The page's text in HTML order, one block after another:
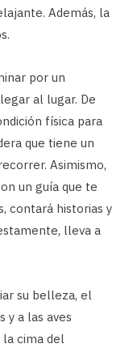
Además, la
por un
al lugar. De
física para
que tiene un
Asimismo,
un guía que te
contará historias y
lleva a
su belleza, el
y a las aves
la cima del